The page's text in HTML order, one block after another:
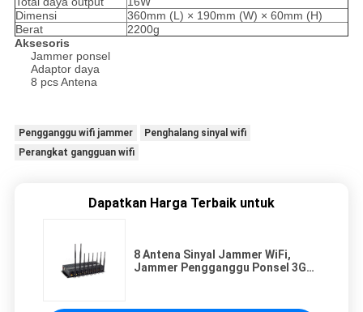
Dimensi
360mm (L) × 190mm (W) × 60mm (H)
Berat
2200g
Aksesoris
Jammer ponsel
Adaptor daya
8 pcs Antena
Pengganggu wifi jammer
Penghalang sinyal wifi
Perangkat gangguan wifi
Dapatkan Harga Terbaik untuk
8 Antena Sinyal Jammer WiFi,
Jammer Pengganggu Ponsel 3G